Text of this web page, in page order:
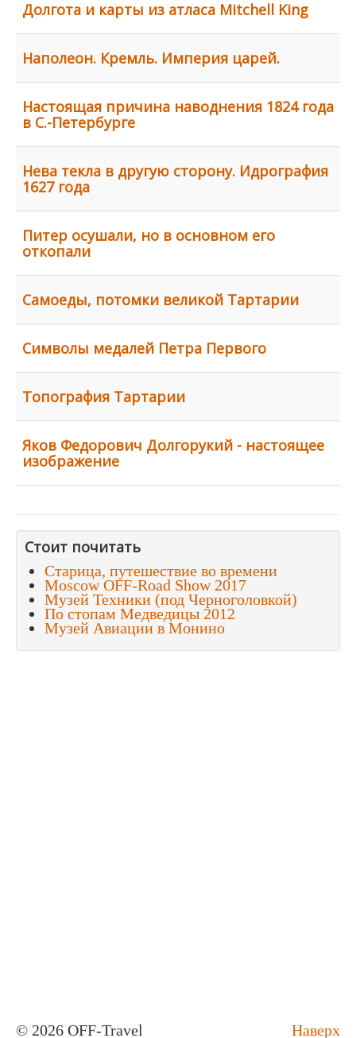
Долгота и карты из атласа Mitchell King
Наполеон. Кремль. Империя царей.
Настоящая причина наводнения 1824 года
в С.-Петербурге
Нева текла в другую сторону. Идрография
1627 года
Питер осушали, но в основном его
откопали
Самоеды, потомки великой Тартарии
Символы медалей Петра Первого
Топография Тартарии
Яков Федорович Долгорукий - настоящее
изображение
Стоит почитать
Старица, путешествие во времени
Moscow OFF-Road Show 2017
Музей Техники (под Черноголовкой)
По стопам Медведицы 2012
Музей Авиации в Монино
Наверх
© 2026 OFF-Travel